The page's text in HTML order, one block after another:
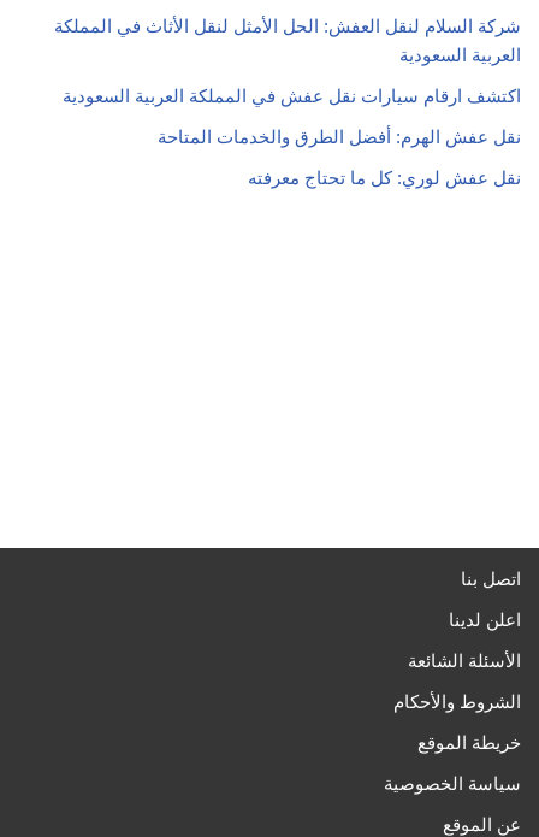
شركة السلام لنقل العفش: الحل الأمثل لنقل الأثاث في المملكة
العربية السعودية
اكتشف ارقام سيارات نقل عفش في المملكة العربية السعودية
نقل عفش الهرم: أفضل الطرق والخدمات المتاحة
نقل عفش لوري: كل ما تحتاج معرفته
اتصل بنا
اعلن لدينا
الأسئلة الشائعة
الشروط والأحكام
خريطة الموقع
سياسة الخصوصية
عن الموقع